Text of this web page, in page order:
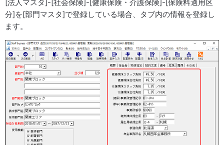
[法人マスタ]-[社会保険]-[健康保険・介護保険]-[保険料適用区
分]を[部門マスタ]で登録している場合、タブ内の情報を登録し
ます。